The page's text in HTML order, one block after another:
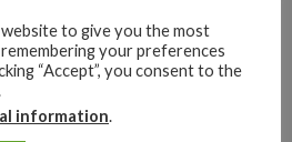
to give you the most
your preferences
“Accept”, you consent to the
information.